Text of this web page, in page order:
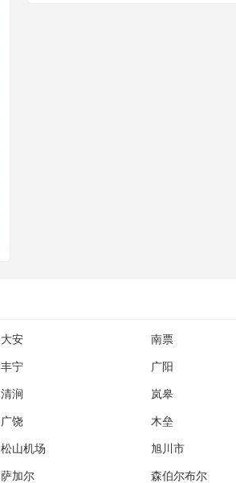
大安 南票
丰宁 广阳
清涧 岚皋
广饶 木垒
松山机场 旭川市
萨加尔 森伯尔布尔